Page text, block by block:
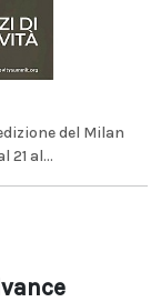
del Milan
21 al...